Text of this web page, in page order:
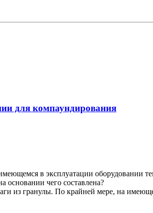
для компаундирования
в эксплуатации оборудовании
основании чего составлена?
из гранулы. По крайней мере, на